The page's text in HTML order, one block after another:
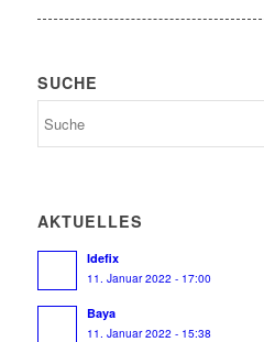
SUCHE
AKTUELLES
Idefix
11. Januar 2022 - 17:00
Baya
11. Januar 2022 - 15:38